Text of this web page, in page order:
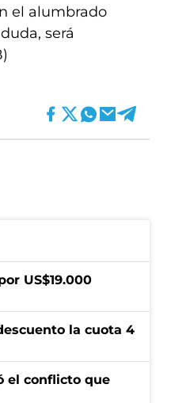
el alumbrado
será
US$19.000
la cuota 4
el conflicto que